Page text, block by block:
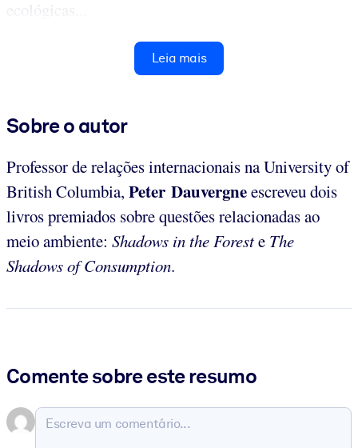
ecológicas...
Leia mais
Sobre o autor
Professor de relações internacionais na University of
British Columbia, Peter Dauvergneescreveu dois
livros premiados sobre questões relacionadas ao
meio ambiente: Shadows in the Foreste The
Shadows of Consumption.
Comente sobre este resumo